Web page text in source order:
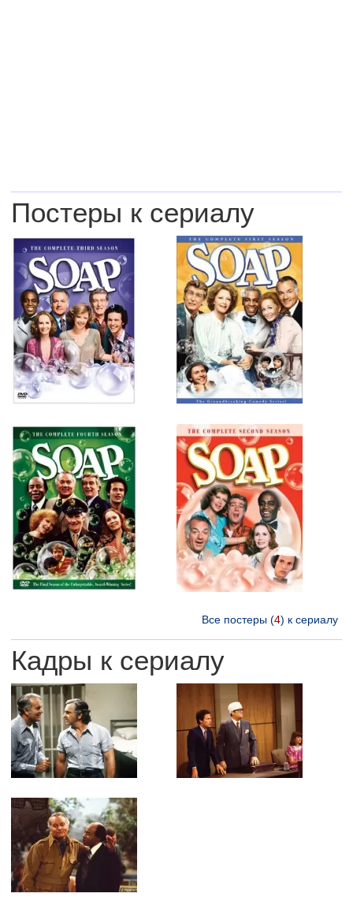
Постеры к сериалу
Все постеры (4) к сериалу
Кадры к сериалу